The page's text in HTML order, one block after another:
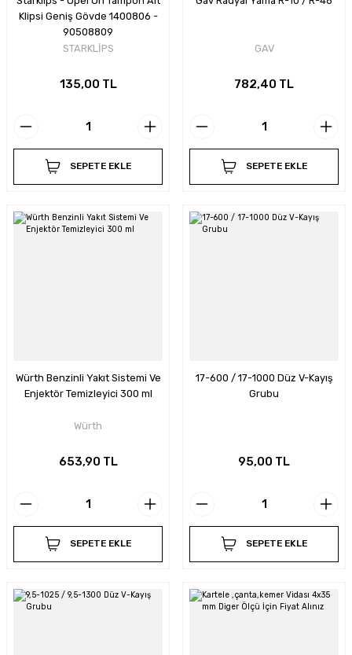
Klipsi Geniş Gövde 1400806 -
90508809
STARKLİPS
135,00 TL
SEPETE EKLE
GAV
782,40 TL
SEPETE EKLE
Würth Benzinli Yakıt Sistemi Ve
Enjektör Temizleyici 300 ml
Würth
653,90 TL
SEPETE EKLE
17-600 / 17-1000 Düz V-Kayış
Grubu
95,00 TL
SEPETE EKLE